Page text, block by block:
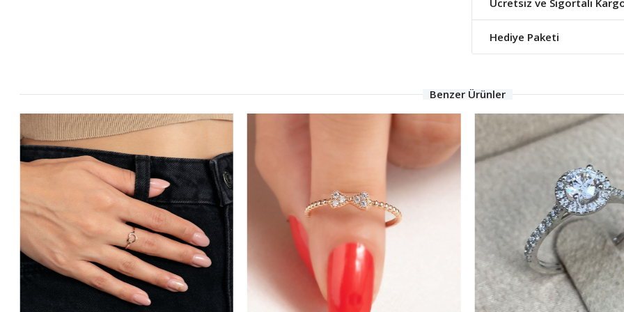
Hediye Paketi
Benzer Ürünler